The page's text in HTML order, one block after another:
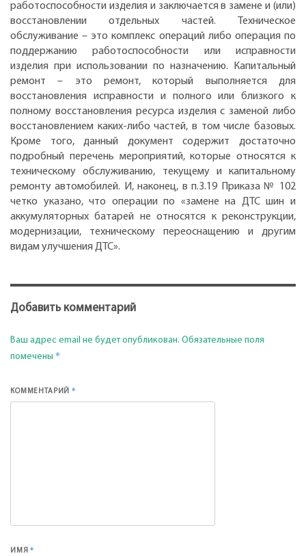
работоспособности изделия и заключается в замене и (или)
восстановлении отдельных частей. Техническое
обслуживание – это комплекс операций либо операция по
поддержанию работоспособности или исправности
изделия при использовании по назначению. Капитальный
ремонт – это ремонт, который выполняется для
восстановления исправности и полного или близкого к
полному восстановления ресурса изделия с заменой либо
восстановлением каких-либо частей, в том числе базовых.
Кроме того, данный документ содержит достаточно
подробный перечень мероприятий, которые относятся к
техническому обслуживанию, текущему и капитальному
ремонту автомобилей. И, наконец, в п.3.19 Приказа № 102
четко указано, что операции по «замене на ДТС шин и
аккумуляторных батарей не относятся к реконструкции,
модернизации, техническому переоснащению и другим
видам улучшения ДТС».
Добавить комментарий
Ваш адрес email не будет опубликован. Обязательные поля
помечены *
КОММЕНТАРИЙ*
ИМЯ*